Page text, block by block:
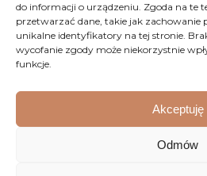
do informacji o urządzeniu. Zgoda na te
przetwarzać dane, takie jak zachowanie
unikalne identyfikatory na tej stronie.
wycofanie zgody może niekorzystnie
funkcje.
Akceptuję
Odmów
Kontakt
© 2026 Dobre Meble. Wszystkie